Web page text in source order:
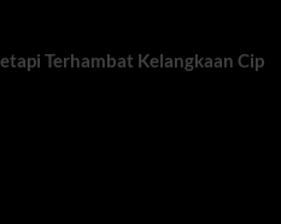
Terhambat Kelangkaan Cip